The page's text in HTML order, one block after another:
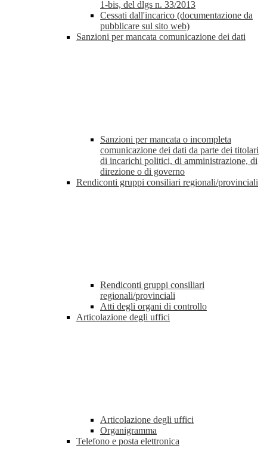
1-bis, del dlgs n. 33/2013
Cessati dall'incarico (documentazione da
pubblicare sul sito web)
Sanzioni per mancata comunicazione dei dati
Sanzioni per mancata o incompleta
comunicazione dei dati da parte dei titolari
di incarichi politici, di amministrazione, di
direzione o di governo
Rendiconti gruppi consiliari regionali/provinciali
Rendiconti gruppi consiliari
regionali/provinciali
Atti degli organi di controllo
Articolazione degli uffici
Articolazione degli uffici
Organigramma
Telefono e posta elettronica